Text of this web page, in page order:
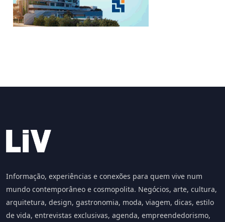
Informação, experiências e conexões para quem vive num
mundo contemporâneo e cosmopolita. Negócios, arte, cultura,
arquitetura, design, gastronomia, moda, viagem, dicas, estilo
de vida, entrevistas exclusivas, agenda, empreendedorismo,